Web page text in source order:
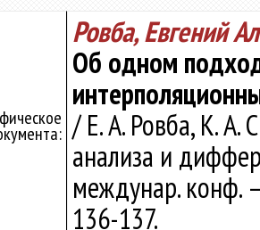
Ровба, Евгений
Об одном
/ Е. А. Ровба, К.
анализа и
междунар. конф.
136-137.